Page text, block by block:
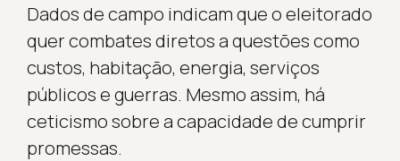
Dados de campo indicam que o eleitorado
quer combates diretos a questões como
custos, habitação, energia, serviços
públicos e guerras. Mesmo assim, há
ceticismo sobre a capacidade de cumprir
promessas.